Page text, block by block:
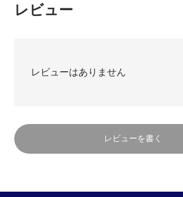
レビュー
レビューはありません
レビューを書く